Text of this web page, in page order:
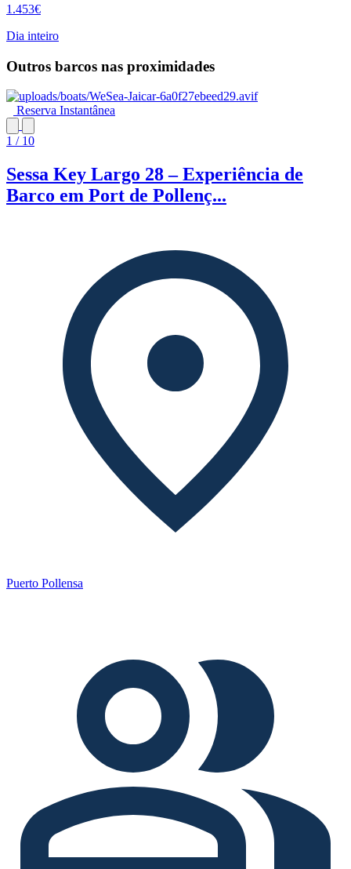
1.453€
Dia inteiro
Outros barcos nas proximidades
Reserva Instantânea
1 / 10
Sessa Key Largo 28 – Experiência de
Barco em Port de Pollenç...
Puerto Pollensa